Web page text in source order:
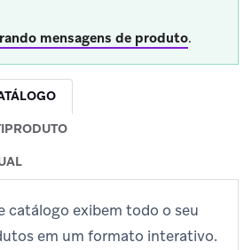
mensagens de produto.
catálogo exibem todo o seu
em um formato interativo.